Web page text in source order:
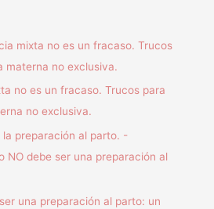
mixta no es un fracaso. Trucos
materna no exclusiva.
no es un fracaso. Trucos para
no exclusiva.
preparación al parto. -
NO debe ser una preparación al
una preparación al parto: un